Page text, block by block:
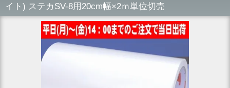
イト) ステカSV-8用20cm幅×2ｍ単位切売